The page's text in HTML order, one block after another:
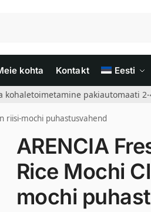
kohta Kontakt Eesti
kohaletoimetamine pakiautomaati
riisi-mochi puhastusvahend
ARENCIA
Rice Mochi
mochi